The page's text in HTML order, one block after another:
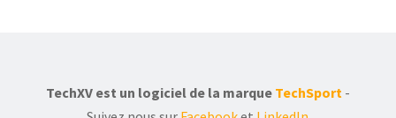
TechXV est un logiciel de la marque TechSport -